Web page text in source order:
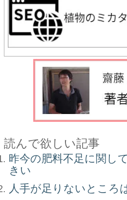
読んで欲しい記事
昨今の肥料不足に関し
きい
人手が足りないところ